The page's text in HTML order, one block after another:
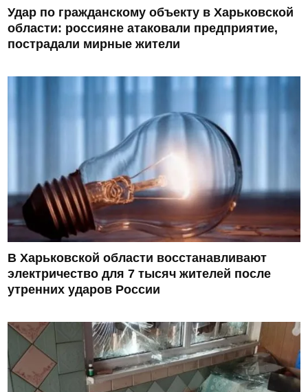
Удар по гражданскому объекту в Харьковской
области: россияне атаковали предприятие,
пострадали мирные жители
В Харьковской области восстанавливают
электричество для 7 тысяч жителей после
утренних ударов России